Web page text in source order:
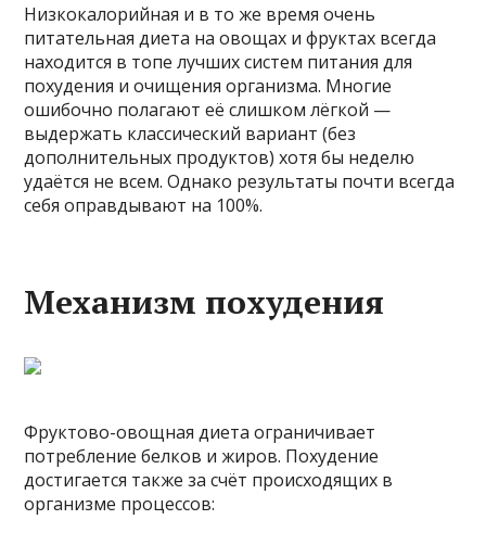
Низкокалорийная и в то же время очень
питательная диета на овощах и фруктах всегда
находится в топе лучших систем питания для
похудения и очищения организма. Многие
ошибочно полагают её слишком лёгкой —
выдержать классический вариант (без
дополнительных продуктов) хотя бы неделю
удаётся не всем. Однако результаты почти всегда
себя оправдывают на 100%.
Механизм похудения
Фруктово-овощная диета ограничивает
потребление белков и жиров. Похудение
достигается также за счёт происходящих в
организме процессов: